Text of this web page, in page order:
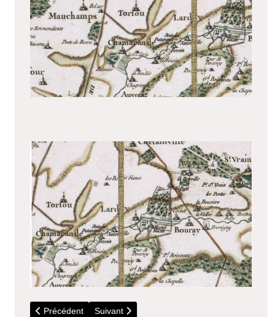
Article précédent : 1757 - Histoire du Diocese de Paris
Précédent Article suivant : 1787 - Paroisse de Torfou
Suivant